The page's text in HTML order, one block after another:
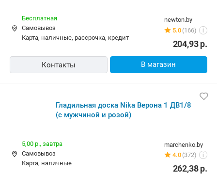
newton.by
5.0 (166) i
Бесплатная
Самовывоз
карта, наличные, рассрочка, кредит
204,93р.
Контакты В магазин
Гладильная доска Nika Верона 1 ДВ1/8
(с мужчиной и розой)
marchenko.by
4.0 (372) i
5,00 р., завтра
Самовывоз
карта, наличные
262,38р.